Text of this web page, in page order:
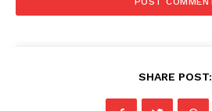
SHARE POST: